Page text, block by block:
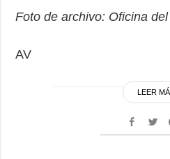
Foto de archivo: Oficina
AV
LEER